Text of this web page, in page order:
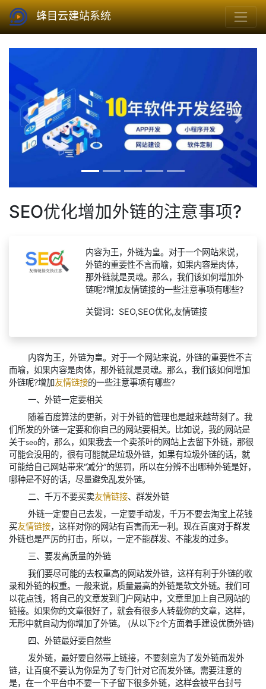
蜂目云建站系统
Previous Next
SEO优化增加外链的注意事项?
内容为王，外链为皇。对于一个网站来说，
外链的重要性不言而喻，如果内容是肉体，
那外链就是灵魂。那么，我们该如何增加外
链呢?增加友情链接的一些注意事项有哪些?
关键词：SEO,SEO优化,友情链接
内容为王，外链为皇。对于一个网站来说，外链的重要性不言
而喻，如果内容是肉体，那外链就是灵魂。那么，我们该如何增加
外链呢?增加友情链接的一些注意事项有哪些?
一、外链一定要相关
随着百度算法的更新，对于外链的管理也是越来越苛刻了。我
们所发的外链一定要和你自己的网站要相关。比如说，我的网站是
关于seo的，那么，如果我去一个卖茶叶的网站上去留下外链，那很
可能会没用的，很有可能就是垃圾外链，如果有垃圾外链的话，就
可能给自己网站带来“减分”的惩罚，所以在分辨不出哪种外链是好，
哪种是不好的话，尽量避免乱发外链。
二、千万不要买卖友情链接、群发外链
外链一定要自己去发，一定要手动发，千万不要去淘宝上花钱
买友情链接，这样对你的网站有百害而无一利。现在百度对于群发
外链也是严厉的打击，所以，一定不能群发、不能发的过多。
三、要发高质量的外链
我们要尽可能的去权重高的网站发外链，这样有利于外链的收
录和外链的权重。一般来说，质量最高的外链是软文外链。我们可
以花点钱，将自己的文章发到门户网站中，文章里加上自己网站的
链接。如果你的文章很好了，就会有很多人转载你的文章，这样，
无形中就自动为你增加了外链。 (从以下2个方面着手建设优质外链)
四、外链最好要自然些
发外链，最好要自然带上链接，不要刻意为了发外链而发外
链，让百度不要认为你是为了专门针对它而发外链。需要注意的
是，在一个平台中不要一下子留下很多外链，这样会被平台封号